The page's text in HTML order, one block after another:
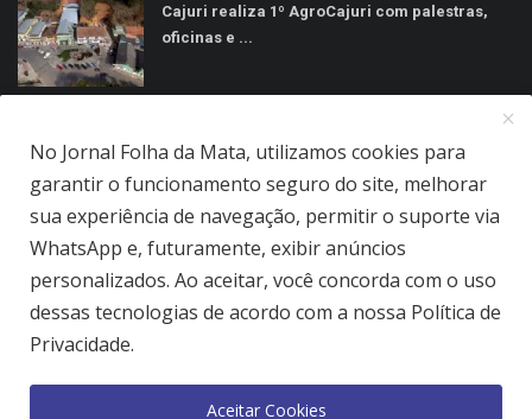
Cajuri realiza 1º AgroCajuri com palestras,
oficinas e ...
Jornal Folha da Mata Ltda © 2026 - Todos direitos reservados.
Quem Somos
Política de Privacidade
No Jornal Folha da Mata, utilizamos cookies para
garantir o funcionamento seguro do site, melhorar
sua experiência de navegação, permitir o suporte via
WhatsApp e, futuramente, exibir anúncios
personalizados. Ao aceitar, você concorda com o uso
dessas tecnologias de acordo com a nossa Política de
Privacidade.
Aceitar Cookies